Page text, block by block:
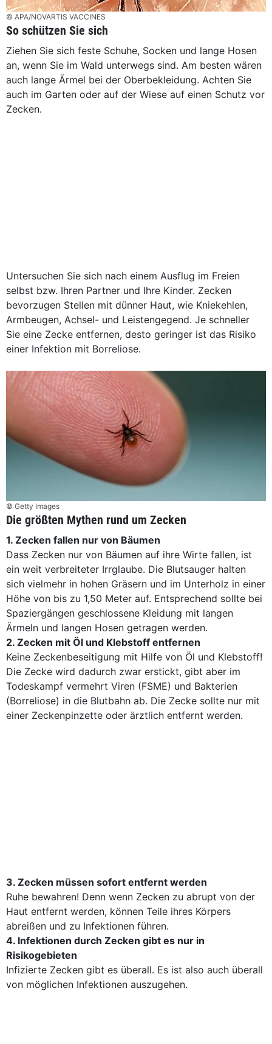
© APA/NOVARTIS VACCINES
So schützen Sie sich
Ziehen Sie sich feste Schuhe, Socken und lange Hosen
an, wenn Sie im Wald unterwegs sind. Am besten wären
auch lange Ärmel bei der Oberbekleidung. Achten Sie
auch im Garten oder auf der Wiese auf einen Schutz vor
Zecken.
Untersuchen Sie sich nach einem Ausflug im Freien
selbst bzw. Ihren Partner und Ihre Kinder. Zecken
bevorzugen Stellen mit dünner Haut, wie Kniekehlen,
Armbeugen, Achsel- und Leistengegend. Je schneller
Sie eine Zecke entfernen, desto geringer ist das Risiko
einer Infektion mit Borreliose.
© Getty Images
Die größten Mythen rund um Zecken
1. Zecken fallen nur von Bäumen
Dass Zecken nur von Bäumen auf ihre Wirte fallen, ist
ein weit verbreiteter Irrglaube. Die Blutsauger halten
sich vielmehr in hohen Gräsern und im Unterholz in einer
Höhe von bis zu 1,50 Meter auf. Entsprechend sollte bei
Spaziergängen geschlossene Kleidung mit langen
Ärmeln und langen Hosen getragen werden.
2. Zecken mit Öl und Klebstoff entfernen
Keine Zeckenbeseitigung mit Hilfe von Öl und Klebstoff!
Die Zecke wird dadurch zwar erstickt, gibt aber im
Todeskampf vermehrt Viren (FSME) und Bakterien
(Borreliose) in die Blutbahn ab. Die Zecke sollte nur mit
einer Zeckenpinzette oder ärztlich entfernt werden.
3. Zecken müssen sofort entfernt werden
Ruhe bewahren! Denn wenn Zecken zu abrupt von der
Haut entfernt werden, können Teile ihres Körpers
abreißen und zu Infektionen führen.
4. Infektionen durch Zecken gibt es nur in
Risikogebieten
Infizierte Zecken gibt es überall. Es ist also auch überall
von möglichen Infektionen auszugehen.